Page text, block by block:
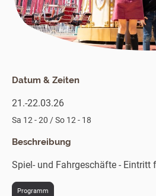
Datum & Zeiten
21.-22.03.26
Sa 12 - 20 / So 12 - 18
Beschreibung
Spiel- und Fahrgeschäfte - Eintritt
Programm